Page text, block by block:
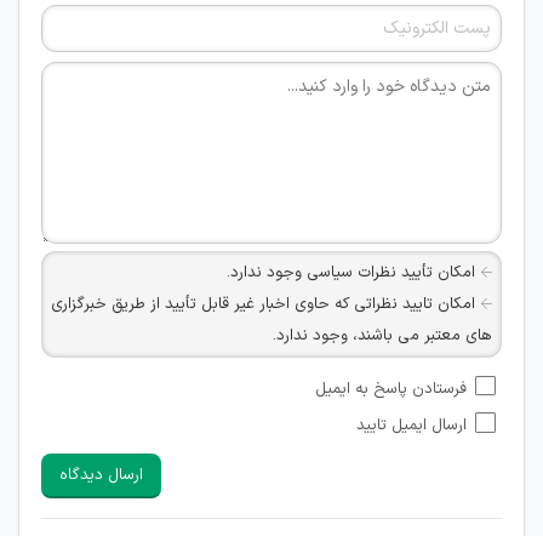
امکان تأیید نظرات سیاسی وجود ندارد.
امکان تایید نظراتی که حاوی اخبار غیر قابل تأیید از طریق خبرگزاری
های معتبر می باشند، وجود ندارد.
شبکه های مجازی ارتباطی می باشند وجود ندارد.
امکان تأیید نظرات کاربرانی که به هر طریقی قصد مأیوس کردن
هرگونه تحریک، تحقیر و کنایه به سایر افراد (مسئول و غیر مسئول)
غیر مجاز می باشد.
فرستادن پاسخ به ایمیل
ارسال ایمیل تایید
ارسال دیدگاه